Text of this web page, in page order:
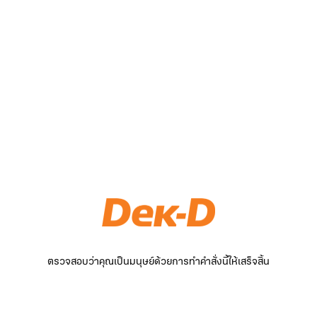
ตรวจสอบว่าคุณเป็นมนุษย์ด้วยการทำคำสั่งนี้ให้เสร็จสิ้น